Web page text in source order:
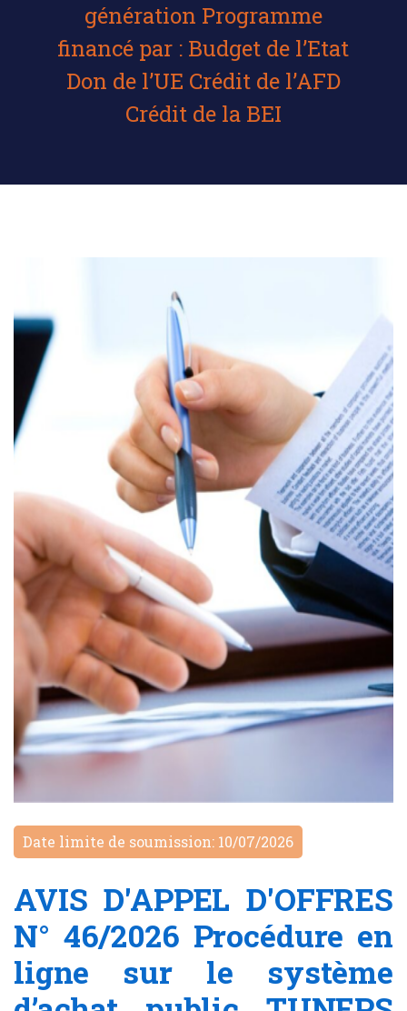
génération Programme
financé par : Budget de l’Etat
Don de l’UE Crédit de l’AFD
Crédit de la BEI
Date limite de soumission: 10/07/2026
AVIS D'APPEL D'OFFRES
N° 46/2026 Procédure en
ligne sur le système